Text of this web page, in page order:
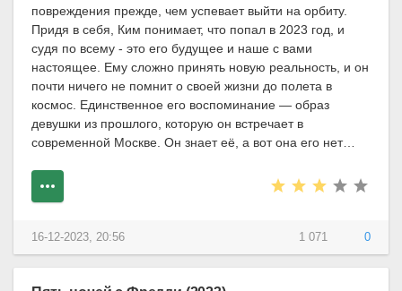
повреждения прежде, чем успевает выйти на орбиту.
Придя в себя, Ким понимает, что попал в 2023 год, и
судя по всему - это его будущее и наше с вами
настоящее. Ему сложно принять новую реальность, и он
почти ничего не помнит о своей жизни до полета в
космос. Единственное его воспоминание — образ
девушки из прошлого, которую он встречает в
современной Москве. Он знает её, а вот она его нет…
1 071 0
16-12-2023, 20:56